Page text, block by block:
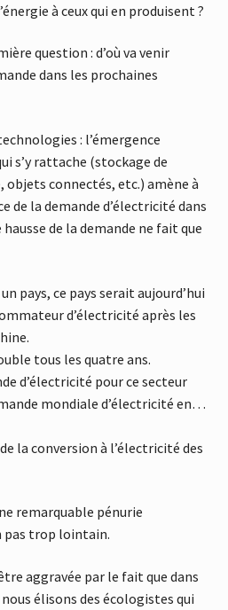
à ceux qui en produisent ?
question : d’où va venir
dans les prochaines
: l’émergence
s’y rattache (stockage de
objets connectés, etc.) amène à
de la demande d’électricité dans
de la demande ne fait que
pays, ce pays serait aujourd’hui
d’électricité après les
tous les quatre ans.
d’électricité pour ce secteur
mondiale d’électricité en…
la conversion à l’électricité des
remarquable pénurie
pas trop lointain.
aggravée par le fait que dans
élisons des écologistes qui